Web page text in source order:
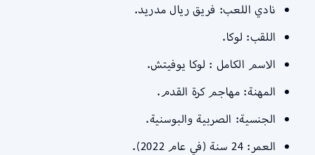
نادي اللعب: فريق ريال مدريد.
اللقب: لوكا.
الاسم الكامل : لوكا يوفيتش.
المهنة: مهاجم كرة القدم.
الجنسية: الصربية والبوسنية.
العمر: 24 سنة (في عام 2022).